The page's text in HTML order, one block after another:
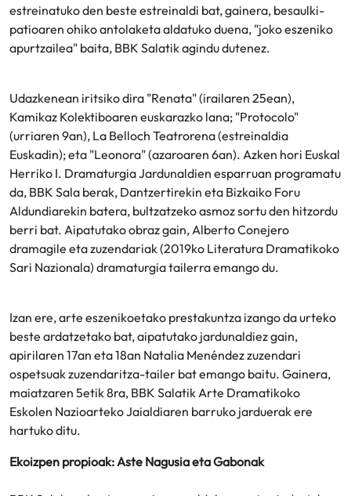
estreinatuko den beste estreinaldi bat, gainera, besaulki-
patioaren ohiko antolaketa aldatuko duena, "joko eszeniko
apurtzailea" baita, BBK Salatik agindu dutenez.
Udazkenean iritsiko dira "Renata" (irailaren 25ean),
Kamikaz Kolektiboaren euskarazko lana; "Protocolo"
(urriaren 9an), La Belloch Teatrorena (estreinaldia
Euskadin); eta "Leonora" (azaroaren 6an). Azken hori Euskal
Herriko I. Dramaturgia Jardunaldien esparruan programatu
da, BBK Sala berak, Dantzertirekin eta Bizkaiko Foru
Aldundiarekin batera, bultzatzeko asmoz sortu den hitzordu
berri bat. Aipatutako obraz gain, Alberto Conejero
dramagile eta zuzendariak (2019ko Literatura Dramatikoko
Sari Nazionala) dramaturgia tailerra emango du.
Izan ere, arte eszenikoetako prestakuntza izango da urteko
beste ardatzetako bat, aipatutako jardunaldiez gain,
apirilaren 17an eta 18an Natalia Menéndez zuzendari
ospetsuak zuzendaritza-tailer bat emango baitu. Gainera,
maiatzaren 5etik 8ra, BBK Salatik Arte Dramatikoko
Eskolen Nazioarteko Jaialdiaren barruko jarduerak ere
hartuko ditu.
Ekoizpen propioak: Aste Nagusia eta Gabonak